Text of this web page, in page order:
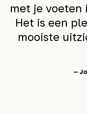
met je voeten
Het is een
mooiste
—